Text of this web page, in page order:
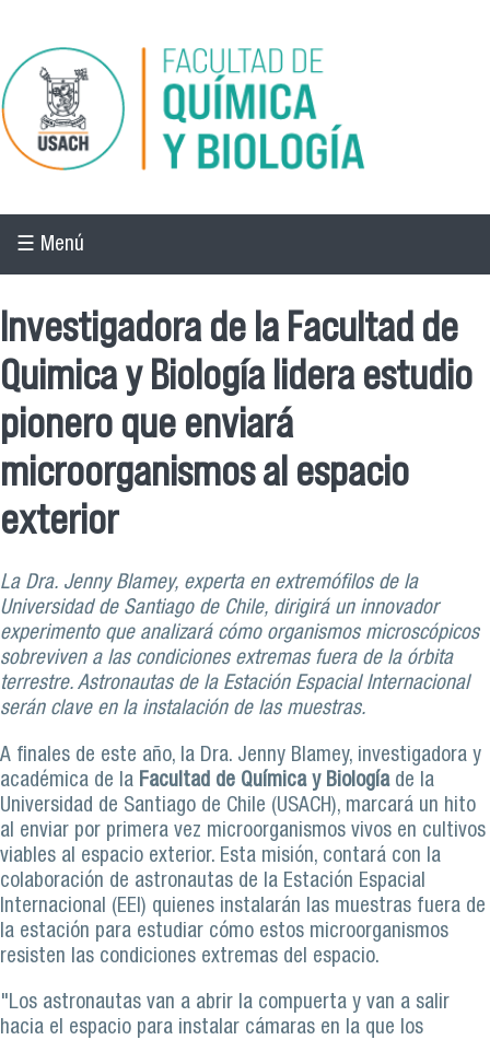
Pasar al contenido principal
☰ Menú
Investigadora de la Facultad de
Quimica y Biología lidera estudio
pionero que enviará
microorganismos al espacio
exterior
La Dra. Jenny Blamey, experta en extremófilos de la
Universidad de Santiago de Chile, dirigirá un innovador
experimento que analizará cómo organismos microscópicos
sobreviven a las condiciones extremas fuera de la órbita
terrestre. Astronautas de la Estación Espacial Internacional
serán clave en la instalación de las muestras.
A finales de este año, la Dra. Jenny Blamey, investigadora y
académica de la Facultad de Química y Biologíade la
Universidad de Santiago de Chile (USACH), marcará un hito
al enviar por primera vez microorganismos vivos en cultivos
viables al espacio exterior. Esta misión, contará con la
colaboración de astronautas de la Estación Espacial
Internacional (EEI) quienes instalarán las muestras fuera de
la estación para estudiar cómo estos microorganismos
resisten las condiciones extremas del espacio.
"Los astronautas van a abrir la compuerta y van a salir
hacia el espacio para instalar cámaras en la que los